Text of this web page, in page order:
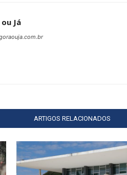
Já
ARTIGOS RELACIONADOS